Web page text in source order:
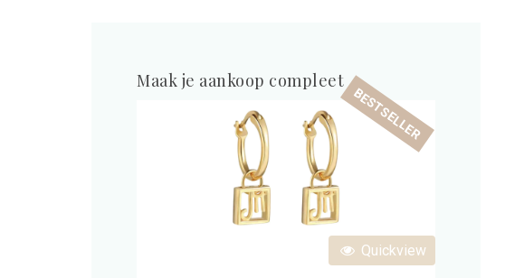
Maak je aankoop compleet
Quickview
BESTSELLER